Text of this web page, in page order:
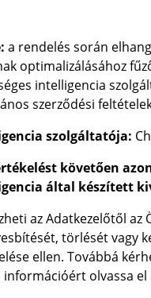
a rendelés során
optimalizálásához
intelligencia
szerződési
szolgáltatója:
követően
által készített
az Adatkezelőtől az
törlését vagy
ellen. Továbbá
olvassa el